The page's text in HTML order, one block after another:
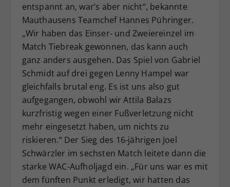
entspannt an, war’s aber nicht“, bekannte
Mauthausens Teamchef Hannes Pühringer.
„Wir haben das Einser- und Zweiereinzel im
Match Tiebreak gewonnen, das kann auch
ganz anders ausgehen. Das Spiel von Gabriel
Schmidt auf drei gegen Lenny Hampel war
gleichfalls brutal eng. Es ist uns also gut
aufgegangen, obwohl wir Attila Balazs
kurzfristig wegen einer Fußverletzung nicht
mehr eingesetzt haben, um nichts zu
riskieren.“ Der Sieg des 16-jährigen Joel
Schwärzler im sechsten Match leitete dann die
starke WAC-Aufholjagd ein. „Für uns war es mit
dem fünften Punkt erledigt, wir hatten das